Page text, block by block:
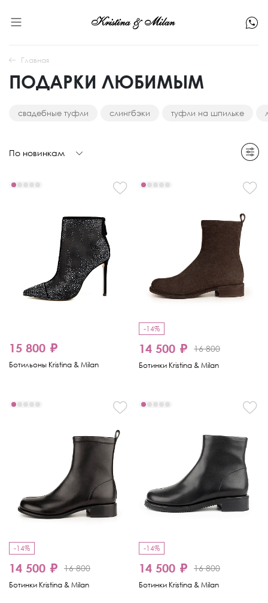
Главная
ПОДАРКИ ЛЮБИМЫМ
свадебные туфли слингбэки туфли на шпильке
По новинкам
15 800 ₽
Ботильоны Kristina & Milan
-14%
14 500 ₽ 16 800
Ботинки Kristina & Milan
-14%
14 500 ₽ 16 800
Ботинки Kristina & Milan
-14%
14 500 ₽ 16 800
Ботинки Kristina & Milan